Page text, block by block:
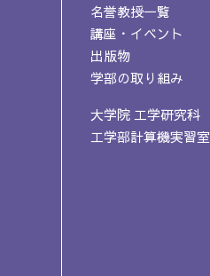
名誉教授一覧
講座・イベント
出版物
学部の取り組み
大学院 工学研究科
工学部計算機実習室